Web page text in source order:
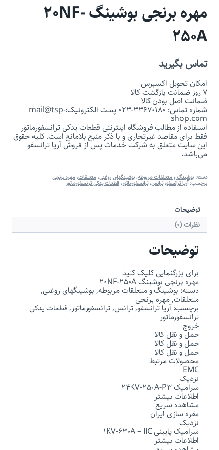
مهره برنجی بوشینگ 20NF-
250A
تماس بگیرید
امکان تحویل اکسپرس
7 روز ضمانت بازگشت کالا
ضمانت اصل بودن کالا
شماره تماس: 33670180-023 پست الکترونیک:mail@tsp-
shop.com
استفاده از مطالب فروشگاه اینترنتی قطعات یدکی ترانسفورماتور
فقط برای مقاصد غیرتجاری و با ذکر منبع بلامانع است. کلیه حقوق
این سایت متعلق به شرکت خدمات پس از فروش آریا ترانسفو
می‌باشد.
دسته: بوشینگ و متعلقات مربوطه,بوشینگهای روغنی,متعلقات,مهره برنجی
برچسب:آریا ترانسفو,ترانس,ترانسفورماتور,قطعات یدکی ترانسفورماتور
توضیحات
نظرات (0)
توضیحات
برای بزرگنمایی کلیک کنید
مهره برنجی بوشینگ 20NF-250A
دسته: بوشینگ و متعلقات مربوطه, بوشینگهای روغنی,
متعلقات, مهره برنجی
برچسب: آریا ترانسفو, ترانس, ترانسفورماتور, قطعات یدکی
ترانسفورماتور
خروج
حمل و نقل کالا
حمل و نقل کالا
حمل و نقل کالا
محصولات مرتبط
EMC
نزدیک
سرامیک 24KV-250A-P3
اطلاعات بیشتر
مشاهده سریع
مقره سازی ایران
نزدیک
سرامیک پایینی 1KV-630A – IIC
اطلاعات بیشتر